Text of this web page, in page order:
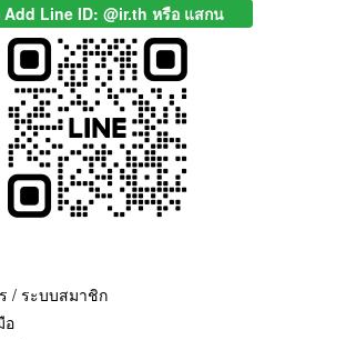
Add Line ID: @ir.th หรือ แสกน
/ ระบบสมาชิก
อ